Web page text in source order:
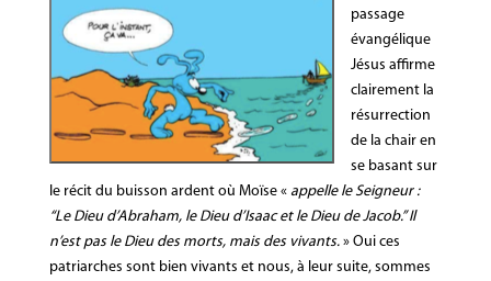
passage
évangélique
Jésus affirme
clairement la
résurrection
de la chair en
se basant sur
le récit du buisson ardent où Moïse « appelle le Seigneur :
“Le Dieu d’Abraham, le Dieu d’Isaac et le Dieu de Jacob.” Il
n’est pas le Dieu des morts, mais des vivants.» Oui ces
patriarches sont bien vivants et nous, à leur suite, sommes